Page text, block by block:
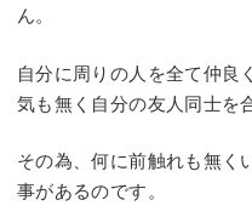
ん。
自分に周りの人を全て仲良
気も無く自分の友人同士を
その為、何に前触れも無く
事があるのです。